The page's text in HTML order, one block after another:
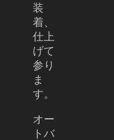
装
着、
仕上
げて
参り
ま
す。
オー
トバ